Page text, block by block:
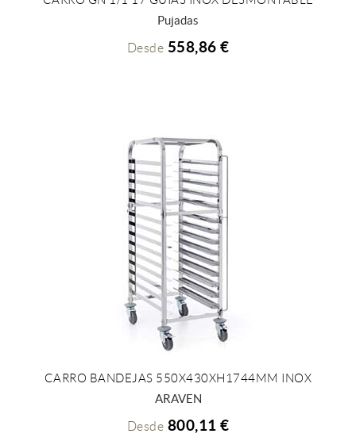
+ INFO
Pujadas
Desde 558,86 €
+ INFO
CARRO BANDEJAS 550X430XH1744MM INOX
ARAVEN
Desde 800,11 €